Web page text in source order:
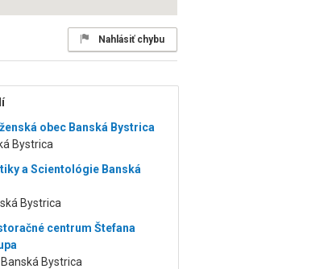
Nahlásiť chybu
obec Banská Bystrica
Bystrica
a Scientológie Banská
Bystrica
centrum Štefana
Bystrica